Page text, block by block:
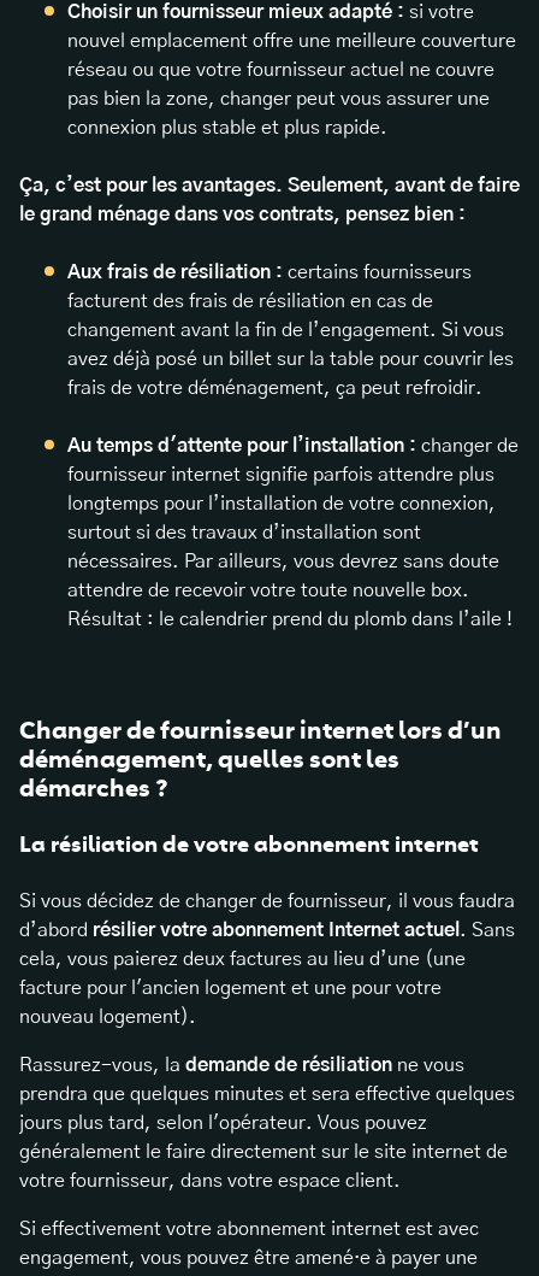
Choisir un fournisseur mieux adapté : si votre
nouvel emplacement offre une meilleure couverture
réseau ou que votre fournisseur actuel ne couvre
pas bien la zone, changer peut vous assurer une
connexion plus stable et plus rapide.
Ça, c’est pour les avantages. Seulement, avant de faire
le grand ménage dans vos contrats, pensez bien :
Aux frais de résiliation : certains fournisseurs
facturent des frais de résiliation en cas de
changement avant la fin de l’engagement. Si vous
avez déjà posé un billet sur la table pour couvrir les
frais de votre déménagement, ça peut refroidir.
Au temps d'attente pour l’installation : changer de
fournisseur internet signifie parfois attendre plus
longtemps pour l’installation de votre connexion,
surtout si des travaux d’installation sont
nécessaires. Par ailleurs, vous devrez sans doute
attendre de recevoir votre toute nouvelle box.
Résultat : le calendrier prend du plomb dans l’aile !
Changer de fournisseur internet lors d’un
déménagement, quelles sont les
démarches ?
La résiliation de votre abonnement internet
Si vous décidez de changer de fournisseur, il vous faudra
d’abord résilier votre abonnement Internet actuel . Sans
cela, vous paierez deux factures au lieu d’une (une
facture pour l'ancien logement et une pour votre
nouveau logement).
Rassurez-vous, la demande de résiliation ne vous
prendra que quelques minutes et sera effective quelques
jours plus tard, selon l'opérateur. Vous pouvez
généralement le faire directement sur le site internet de
votre fournisseur, dans votre espace client.
Si effectivement votre abonnement internet est avec
engagement, vous pouvez être amené·e à payer une